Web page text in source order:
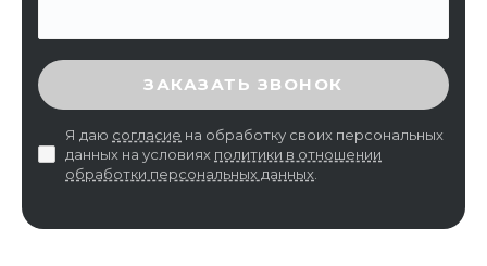
ВВЕДИТЕ ПРОВЕРОЧНЫЙ КОД
ЗАКАЗАТЬ ЗВОНОК
Я даю согласие на обработку своих персональных
данных на условиях политики в отношении
обработки персональных данных